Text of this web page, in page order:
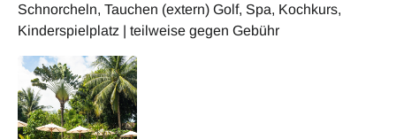
Schnorcheln, Tauchen (extern) Golf, Spa, Kochkurs,
Kinderspielplatz | teilweise gegen Gebühr